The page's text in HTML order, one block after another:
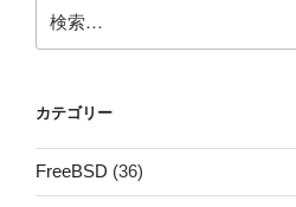
索:
カテゴリー
FreeBSD (36)